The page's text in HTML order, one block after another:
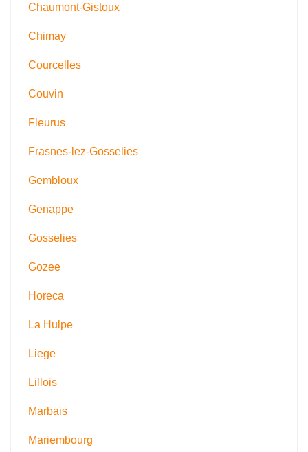
Chaumont-Gistoux
Chimay
Courcelles
Couvin
Fleurus
Frasnes-lez-Gosselies
Gembloux
Genappe
Gosselies
Gozee
Horeca
La Hulpe
Liege
Lillois
Marbais
Mariembourg